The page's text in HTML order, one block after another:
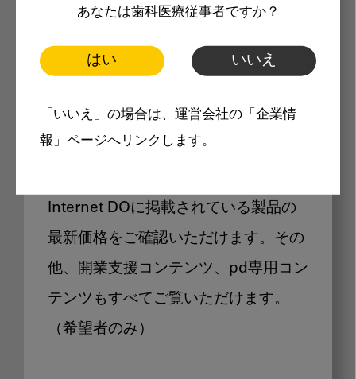
あなたは歯科医療従事者ですか？
はい いいえ
「いいえ」の場合は、運営会社の「企業情
報」ページへリンクします。
製品価格も閲覧可能
Internet DOに掲載されている製品の
最新価格をご確認いただけます。その
他、開業支援コンテンツ、pd専用コン
テンツもすべてご覧いただけます。
（希望者のみ）